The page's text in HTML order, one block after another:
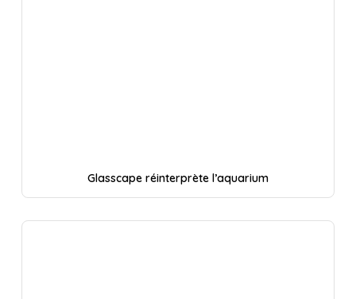
Glasscape réinterprète l’aquarium